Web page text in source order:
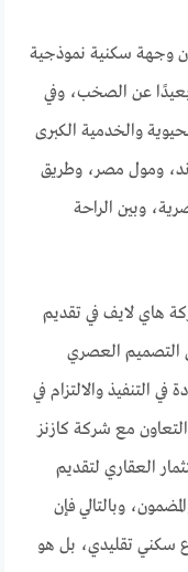
وجهة سكنية نموذجية
بعيدًا عن الصخب، وفي
والخدمية الكبرى
ومول مصر، وطريق
وبين الراحة
هاي لايف في تقديم
التصميم العصري
في التنفيذ والالتزام في
مع شركة كازنز
العقاري لتقديم
وبالتالي فإن
سكني تقليدي، بل هو